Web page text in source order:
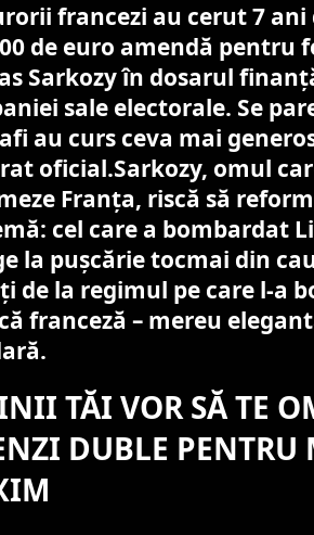
francezi au cerut 7 ani
de euro amendă pentru
Sarkozy în dosarul
sale electorale. Se
au curs ceva mai
oficial.Sarkozy, omul
Franța, riscă să
cel care a bombardat
la pușcărie tocmai din
de la regimul pe care l-a
franceză – mereu
TĂI VOR SĂ TE
DUBLE PENTRU